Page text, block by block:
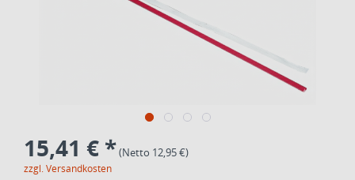
15,41 € *(Netto 12,95 €)
zzgl. Versandkosten